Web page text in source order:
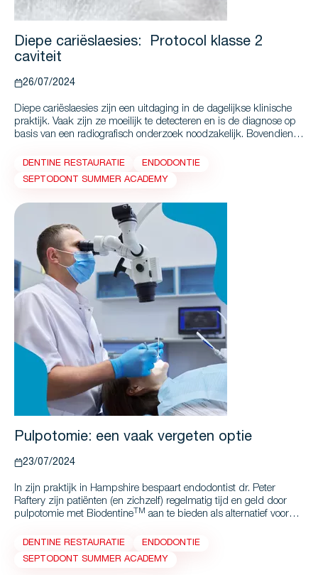
Diepe cariëslaesies: Protocol klasse 2
caviteit
26/07/2024
Diepe cariëslaesies zijn een uitdaging in de dagelijkse klinische
praktijk. Vaak zijn ze moeilijk te detecteren en is de diagnose op
basis van een radiografisch onderzoek noodzakelijk. Bovendien is
beperkte toegang bij de restauratieve behandeling.
DENTINE RESTAURATIE
ENDODONTIE
SEPTODONT SUMMER ACADEMY
Pulpotomie: een vaak vergeten optie
23/07/2024
In zijn praktijk in Hampshire bespaart endodontist dr. Peter
Raftery zijn patiënten (en zichzelf) regelmatig tijd en geld door
pulpotomie met Biodentine TM aan te bieden als alternatief voor
grote opluchting. Hij stelt echter vast dat veel tandartsen deze
optie links laten liggen. Waarom deze aarzeling? Dr. Raftery
DENTINE RESTAURATIE
ENDODONTIE
SEPTODONT SUMMER ACADEMY